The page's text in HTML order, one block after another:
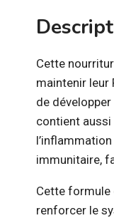
Cette
maintenir leur
de
contient
immunitaire,
Cette formule
renforcer le